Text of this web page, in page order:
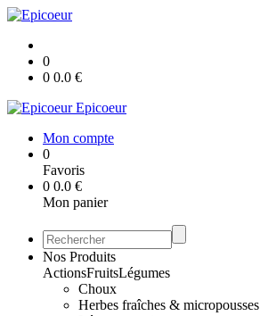
0
0 0.0 €
Epicoeur
Mon compte
0
Favoris
0 0.0 €
Mon panier
Nos Produits
ActionsFruitsLégumes
Choux
Herbes fraîches & micropousses